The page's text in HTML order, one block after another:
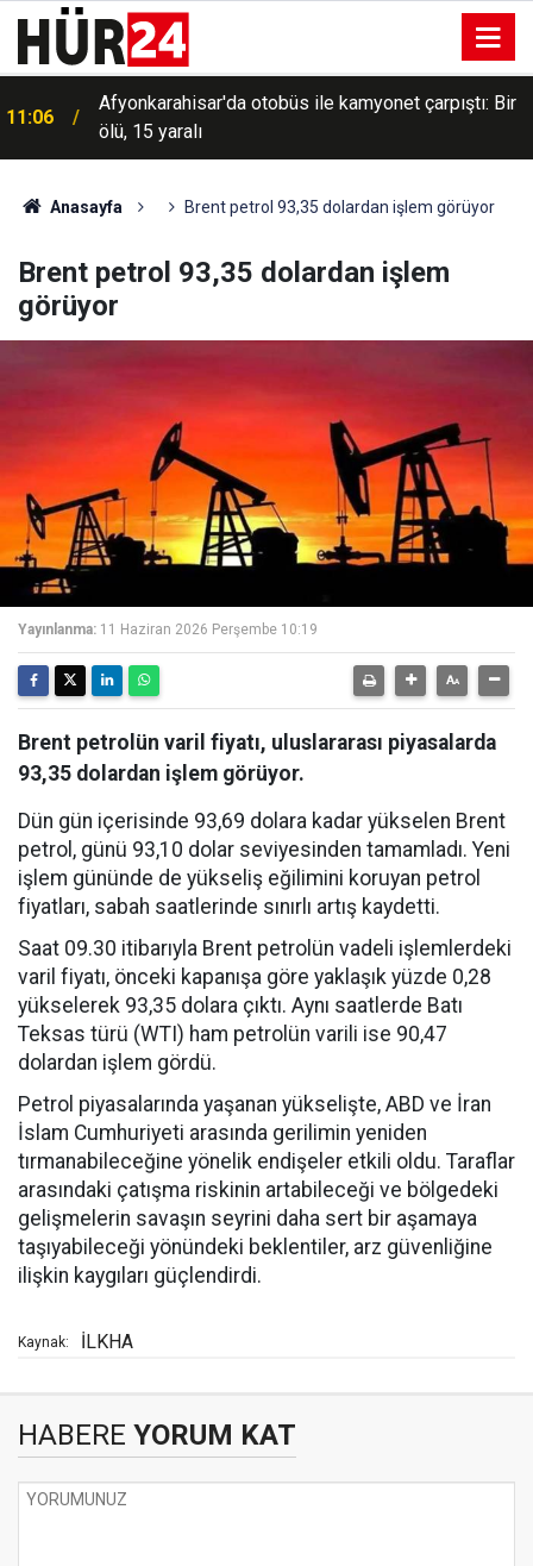
11:06
Afyonkarahisar'da otobüs ile kamyonet çarpıştı: Bir
ölü, 15 yaralı
Anasayfa Brent petrol 93,35 dolardan işlem görüyor
Brent petrol 93,35 dolardan işlem
görüyor
Yayınlanma: 11 Haziran 2026 Perşembe 10:19
Brent petrolün varil fiyatı, uluslararası piyasalarda
93,35 dolardan işlem görüyor.
Dün gün içerisinde 93,69 dolara kadar yükselen Brent
petrol, günü 93,10 dolar seviyesinden tamamladı. Yeni
işlem gününde de yükseliş eğilimini koruyan petrol
fiyatları, sabah saatlerinde sınırlı artış kaydetti.
Saat 09.30 itibarıyla Brent petrolün vadeli işlemlerdeki
varil fiyatı, önceki kapanışa göre yaklaşık yüzde 0,28
yükselerek 93,35 dolara çıktı. Aynı saatlerde Batı
Teksas türü (WTI) ham petrolün varili ise 90,47
dolardan işlem gördü.
Petrol piyasalarında yaşanan yükselişte, ABD ve İran
İslam Cumhuriyeti arasında gerilimin yeniden
tırmanabileceğine yönelik endişeler etkili oldu. Taraflar
arasındaki çatışma riskinin artabileceği ve bölgedeki
gelişmelerin savaşın seyrini daha sert bir aşamaya
taşıyabileceği yönündeki beklentiler, arz güvenliğine
ilişkin kaygıları güçlendirdi.
Kaynak: İLKHA
HABERE YORUM KAT